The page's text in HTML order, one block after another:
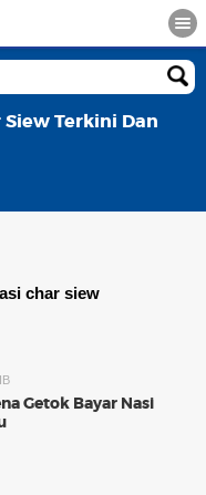
Terkini Dan
char siew
Getok Bayar Nasi